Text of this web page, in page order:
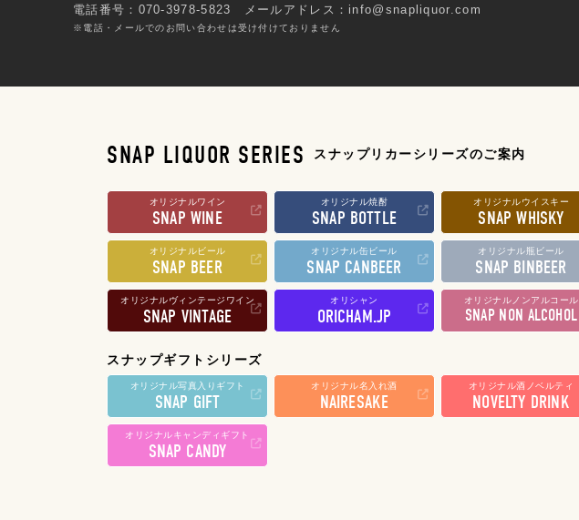
電話番号：070-3978-5823
メールアドレス：info@snapliquor.com
※電話・メールでのお問い合わせは受け付けておりません
SNAP LIQUOR SERIES スナップリカーシリーズのご案内
オリジナルワイン
SNAP WINE
オリジナル焼酎
SNAP BOTTLE
オリジナルウイスキー
SNAP WHISKY
オリジナルビール
SNAP BEER
オリジナル缶ビール
SNAP CANBEER
オリジナル瓶ビール
SNAP BINBEER
オリジナルヴィンテージワイン
SNAP VINTAGE
オリシャン
ORICHAM.JP
オリジナルノンアルコール
SNAP NON ALCOHOL
スナップギフトシリーズ
オリジナル写真入りギフト
SNAP GIFT
オリジナル名入れ酒
NAIRESAKE
オリジナル酒ノベルティ
NOVELTY DRINK
オリジナルキャンディギフト
SNAP CANDY